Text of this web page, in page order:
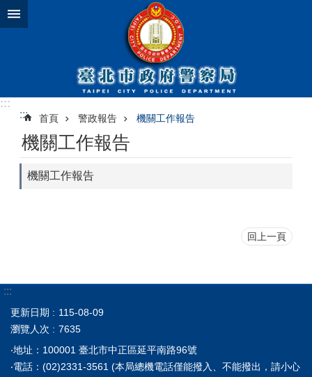
跳到主要內容區塊
:::
::: 首頁 警政報告 機關工作報告
機關工作報告
機關工作報告
回上一頁
:::
更新日期
115-08-09
瀏覽人次
7635
‧地址：100001 臺北市中正區延平南路96號
‧電話：(02)2331-3561 (本局總機電話僅能撥入、不能撥出，請小心